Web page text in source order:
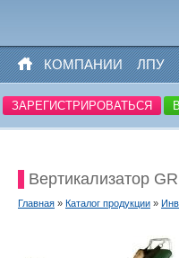
КОМПАНИИ ЛПУ
ЗАРЕГИСТРИРОВАТЬСЯ
Вертикализатор
Главная » Каталог продукции »